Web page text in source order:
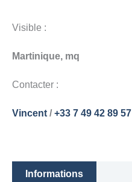
Visible :
Martinique, mq
Contacter :
Vincent /+33 7 49 42 89 57
Informations